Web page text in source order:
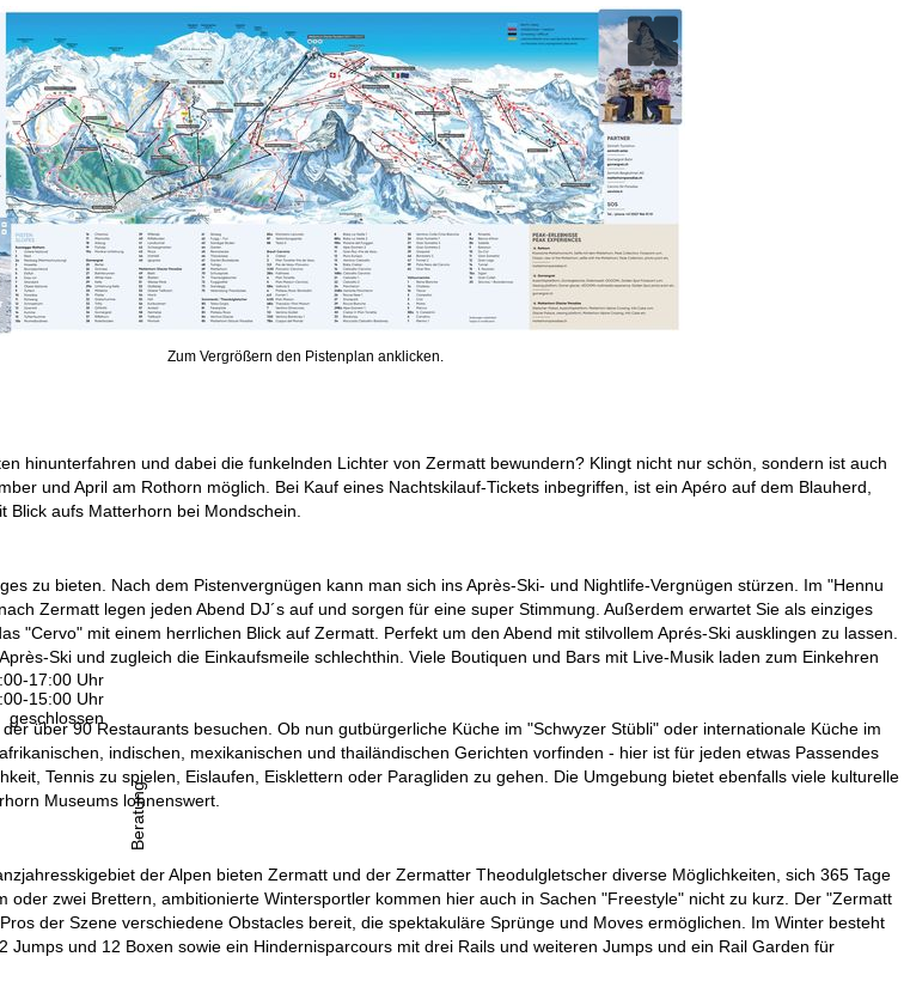
17:00 Uhr
15:00 Uhr
geschlossen
Beratung
Zum Vergrößern den Pistenplan anklicken.
hinunterfahren und dabei die funkelnden Lichter von Zermatt bewundern? Klingt nicht nur schön, sondern ist auch
und April am Rothorn möglich. Bei Kauf eines Nachtskilauf-Tickets inbegriffen, ist ein Apéro auf dem Blauherd,
aufs Matterhorn bei Mondschein.
zu bieten. Nach dem Pistenvergnügen kann man sich ins Après-Ski- und Nightlife-Vergnügen stürzen. Im "Hennu
Zermatt legen jeden Abend DJ´s auf und sorgen für eine super Stimmung. Außerdem erwartet Sie als einziges
"Cervo" mit einem herrlichen Blick auf Zermatt. Perfekt um den Abend mit stilvollem Aprés-Ski ausklingen zu lassen.
Ski und zugleich die Einkaufsmeile schlechthin. Viele Boutiquen und Bars mit Live-Musik laden zum Einkehren
über 90 Restaurants besuchen. Ob nun gutbürgerliche Küche im "Schwyzer Stübli" oder internationale Küche im
indischen, mexikanischen und thailändischen Gerichten vorfinden - hier ist für jeden etwas Passendes
Tennis zu spielen, Eislaufen, Eisklettern oder Paragliden zu gehen. Die Umgebung bietet ebenfalls viele kulturelle
Museums lohnenswert.
der Alpen bieten Zermatt und der Zermatter Theodulgletscher diverse Möglichkeiten, sich 365 Tage
oder zwei Brettern, ambitionierte Wintersportler kommen hier auch in Sachen "Freestyle" nicht zu kurz. Der "Zermatt
der Szene verschiedene Obstacles bereit, die spektakuläre Sprünge und Moves ermöglichen. Im Winter besteht
Jumps und 12 Boxen sowie ein Hindernisparcours mit drei Rails und weiteren Jumps und ein Rail Garden für